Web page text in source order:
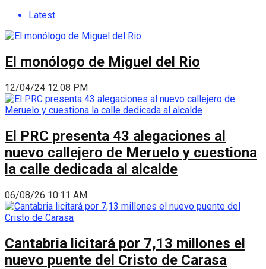
Latest
El monólogo de Miguel del Rio
12/04/24 12:08 PM
El PRC presenta 43 alegaciones al
nuevo callejero de Meruelo y cuestiona
la calle dedicada al alcalde
06/08/26 10:11 AM
Cantabria licitará por 7,13 millones el
nuevo puente del Cristo de Carasa